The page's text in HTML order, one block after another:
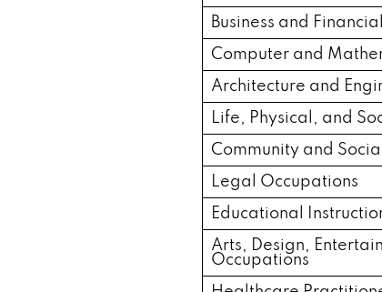
Business and
Computer and
Architecture and
Life, Physical, and
Community and
Legal Occupations
Educational
Arts, Design,
Occupations